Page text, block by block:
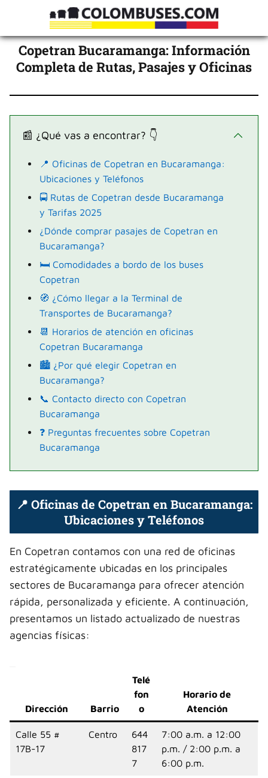
Copetran Bucaramanga: Información
Completa de Rutas, Pasajes y Oficinas
📰 ¿Qué vas a encontrar? 👇
📍 Oficinas de Copetran en Bucaramanga:
Ubicaciones y Teléfonos
🚍 Rutas de Copetran desde Bucaramanga
y Tarifas 2025
¿Dónde comprar pasajes de Copetran en
Bucaramanga?
🛏️ Comodidades a bordo de los buses
Copetran
🧭 ¿Cómo llegar a la Terminal de
Transportes de Bucaramanga?
📆 Horarios de atención en oficinas
Copetran Bucaramanga
🏙️ ¿Por qué elegir Copetran en
Bucaramanga?
📞 Contacto directo con Copetran
Bucaramanga
❓ Preguntas frecuentes sobre Copetran
Bucaramanga
📍 Oficinas de Copetran en Bucaramanga:
Ubicaciones y Teléfonos
En Copetran contamos con una red de oficinas
estratégicamente ubicadas en los principales
sectores de Bucaramanga para ofrecer atención
rápida, personalizada y eficiente. A continuación,
presentamos un listado actualizado de nuestras
agencias físicas:
Dirección Barrio
Telé
fon
o
Horario de
Atención
Calle 55 #
17B-17
Centro
644
817
7
7:00 a.m. a 12:00
p.m. / 2:00 p.m. a
6:00 p.m.